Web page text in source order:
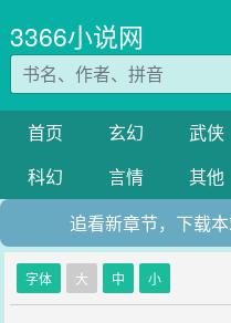
3366小说网
首页 玄幻 武侠
科幻
言情 其他
追看新章节，下载
字体 大 中 小